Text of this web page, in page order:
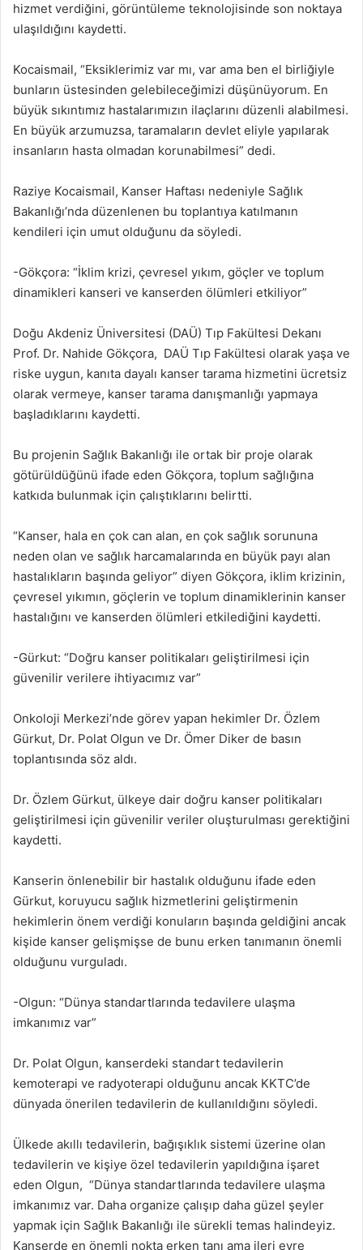
hizmet verdiğini, görüntüleme teknolojisinde son noktaya
ulaşıldığını kaydetti.
Kocaismail, “Eksiklerimiz var mı, var ama ben el birliğiyle
bunların üstesinden gelebileceğimizi düşünüyorum. En
büyük sıkıntımız hastalarımızın ilaçlarını düzenli alabilmesi.
En büyük arzumuzsa, taramaların devlet eliyle yapılarak
insanların hasta olmadan korunabilmesi” dedi.
Raziye Kocaismail, Kanser Haftası nedeniyle Sağlık
Bakanlığı’nda düzenlenen bu toplantıya katılmanın
kendileri için umut olduğunu da söyledi.
-Gökçora: “İklim krizi, çevresel yıkım, göçler ve toplum
dinamikleri kanseri ve kanserden ölümleri etkiliyor”
Doğu Akdeniz Üniversitesi (DAÜ) Tıp Fakültesi Dekanı
Prof. Dr. Nahide Gökçora, DAÜ Tıp Fakültesi olarak yaşa ve
riske uygun, kanıta dayalı kanser tarama hizmetini ücretsiz
olarak vermeye, kanser tarama danışmanlığı yapmaya
başladıklarını kaydetti.
Bu projenin Sağlık Bakanlığı ile ortak bir proje olarak
götürüldüğünü ifade eden Gökçora, toplum sağlığına
katkıda bulunmak için çalıştıklarını belirtti.
“Kanser, hala en çok can alan, en çok sağlık sorununa
neden olan ve sağlık harcamalarında en büyük payı alan
hastalıkların başında geliyor” diyen Gökçora, iklim krizinin,
çevresel yıkımın, göçlerin ve toplum dinamiklerinin kanser
hastalığını ve kanserden ölümleri etkilediğini kaydetti.
-Gürkut: “Doğru kanser politikaları geliştirilmesi için
güvenilir verilere ihtiyacımız var”
Onkoloji Merkezi’nde görev yapan hekimler Dr. Özlem
Gürkut, Dr. Polat Olgun ve Dr. Ömer Diker de basın
toplantısında söz aldı.
Dr. Özlem Gürkut, ülkeye dair doğru kanser politikaları
geliştirilmesi için güvenilir veriler oluşturulması gerektiğini
kaydetti.
Kanserin önlenebilir bir hastalık olduğunu ifade eden
Gürkut, koruyucu sağlık hizmetlerini geliştirmenin
hekimlerin önem verdiği konuların başında geldiğini ancak
kişide kanser gelişmişse de bunu erken tanımanın önemli
olduğunu vurguladı.
-Olgun: “Dünya standartlarında tedavilere ulaşma
imkanımız var”
Dr. Polat Olgun, kanserdeki standart tedavilerin
kemoterapi ve radyoterapi olduğunu ancak KKTC’de
dünyada önerilen tedavilerin de kullanıldığını söyledi.
Ülkede akıllı tedavilerin, bağışıklık sistemi üzerine olan
tedavilerin ve kişiye özel tedavilerin yapıldığına işaret
eden Olgun, “Dünya standartlarında tedavilere ulaşma
imkanımız var. Daha organize çalışıp daha güzel şeyler
yapmak için Sağlık Bakanlığı ile sürekli temas halindeyiz.
Kanserde en önemli nokta erken tanı ama ileri evre